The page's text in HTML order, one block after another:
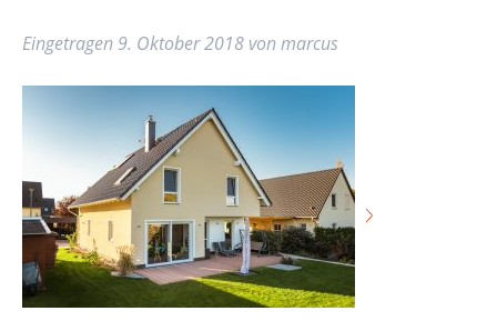
Eingetragen 9. Oktober 2018 vonmarcus